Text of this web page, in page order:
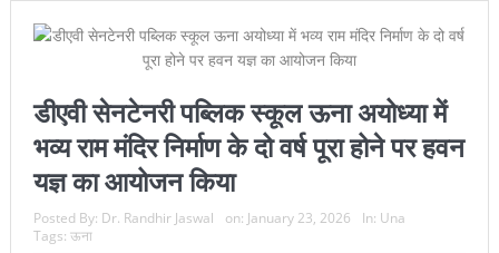
डीएवी सेनटेनरी पब्लिक स्कूल ऊना अयोध्या में
भव्य राम मंदिर निर्माण के दो वर्ष पूरा होने पर हवन
यज्ञ का आयोजन किया
Posted By: Dr. Randhir Jaswal on: January 23, 2026 In: Una
Tags: ऊना